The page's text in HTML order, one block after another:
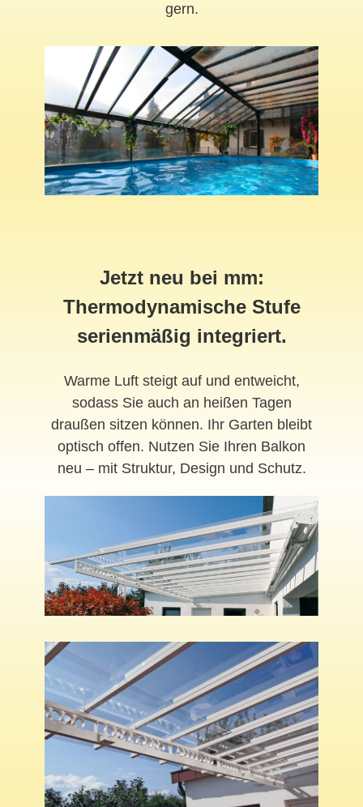
gern.
Jetzt neu bei mm:
Thermodynamische Stufe
serienmäßig integriert.
Warme Luft steigt auf und entweicht,
sodass Sie auch an heißen Tagen
draußen sitzen können. Ihr Garten bleibt
optisch offen. Nutzen Sie Ihren Balkon
neu – mit Struktur, Design und Schutz.